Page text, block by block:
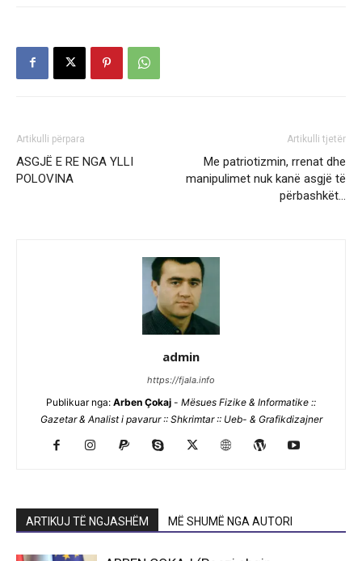
Artikulli përpara
ASGJË E RE NGA YLLI
POLOVINA
Artikulli tjetër
Me patriotizmin, rrenat dhe
manipulimet nuk kanë asgjë të
përbashkët…
admin
https://fjala.info
Publikuar nga: Arben Çokaj - Mësues Fizike & Informatike ::
Gazetar & Analist i pavarur :: Shkrimtar :: Ueb- & Grafikdizajner
ARTIKUJ TË NGJASHËM MË SHUMË NGA AUTORI